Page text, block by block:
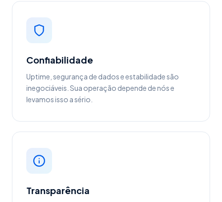
Confiabilidade
Uptime, segurança de dados e estabilidade são
inegociáveis. Sua operação depende de nós e
levamos isso a sério.
Transparência